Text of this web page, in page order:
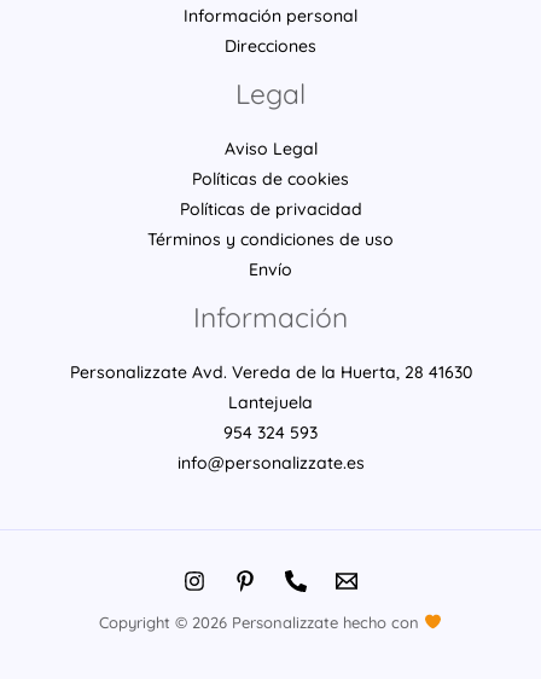
Información personal
Direcciones
Legal
Aviso Legal
Políticas de cookies
Políticas de privacidad
Términos y condiciones de uso
Envío
Información
Personalizzate Avd. Vereda de la Huerta, 28 41630
Lantejuela
954 324 593
info@personalizzate.es
Copyright © 2026 Personalizzate hecho con